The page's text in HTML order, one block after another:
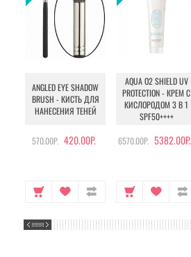
ANGLED EYE SHADOW
BRUSH - КИСТЬ ДЛЯ
НАНЕСЕНИЯ ТЕНЕЙ
570.00Р. 420.00Р.
AQUA O2 SHIELD UV
PROTECTION - КРЕМ С
КИСЛОРОДОМ 3 В 1
SPF50++++
6570.00Р. 5382.00Р.